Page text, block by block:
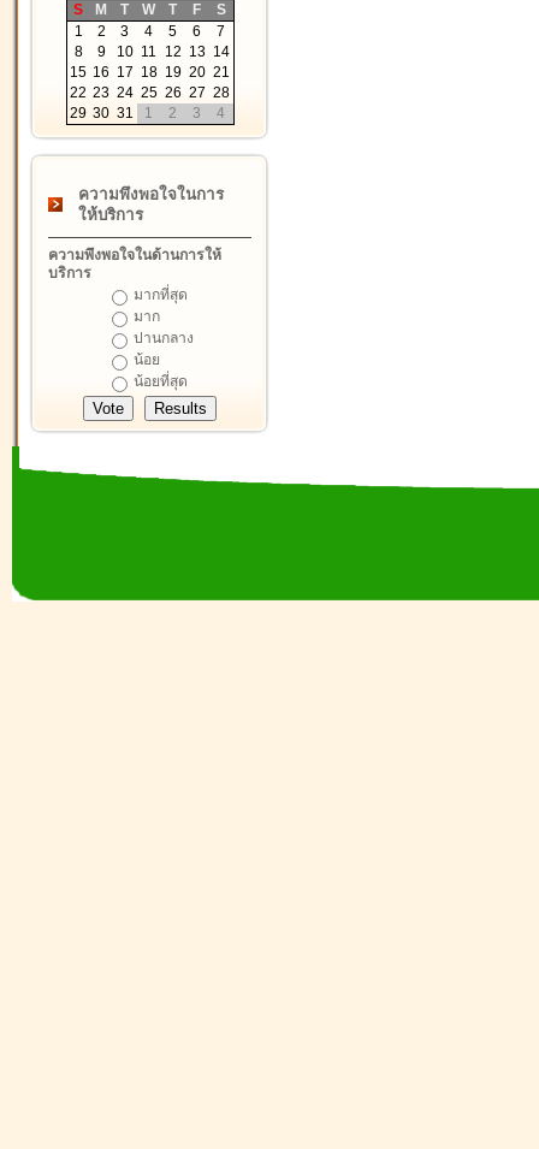
S
M T W T F
S
1
2 3 4 5 6
7
8
9 10 11 12 13 14
15 16 17 18 19 20 21
22 23 24 25 26 27 28
29 30 31 1 2 3 4
ความพึงพอใจในการ
ให้บริการ
ความพึงพอใจในด้านการให้
บริการ
มากที่สุด
มาก
ปานกลาง
น้อย
น้อยที่สุด